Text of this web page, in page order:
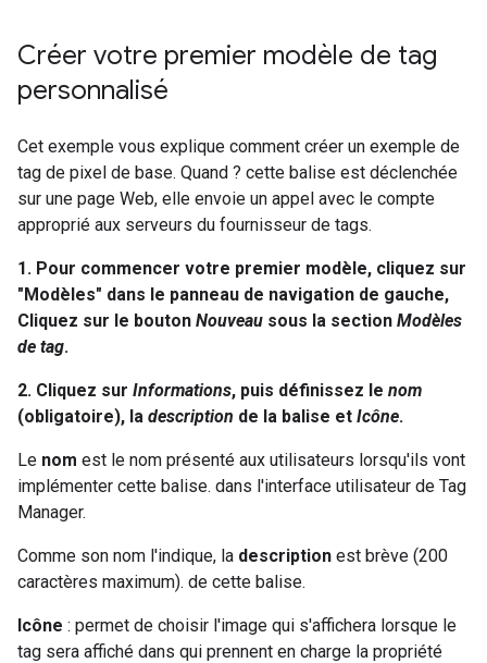
Créer votre premier modèle de tag
personnalisé
Cet exemple vous explique comment créer un exemple de
tag de pixel de base. Quand ? cette balise est déclenchée
sur une page Web, elle envoie un appel avec le compte
approprié aux serveurs du fournisseur de tags.
1. Pour commencer votre premier modèle, cliquez sur
"Modèles" dans le panneau de navigation de gauche,
Cliquez sur le bouton Nouveau sous la section Modèles
de tag.
2. Cliquez sur Informations, puis définissez le nom
(obligatoire), la description de la balise et Icône.
Le nom est le nom présenté aux utilisateurs lorsqu'ils vont
implémenter cette balise. dans l'interface utilisateur de Tag
Manager.
Comme son nom l'indique, la description est brève (200
caractères maximum). de cette balise.
Icône : permet de choisir l'image qui s'affichera lorsque le
tag sera affiché dans qui prennent en charge la propriété